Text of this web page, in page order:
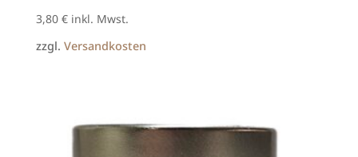
3,80 € inkl. Mwst.
zzgl. Versandkosten